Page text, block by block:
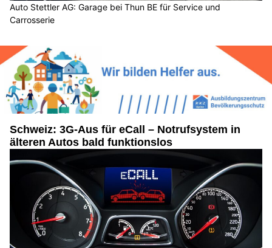
Auto Stettler AG: Garage bei Thun BE für Service und
Carrosserie
Schweiz: 3G-Aus für eCall – Notrufsystem in
älteren Autos bald funktionslos